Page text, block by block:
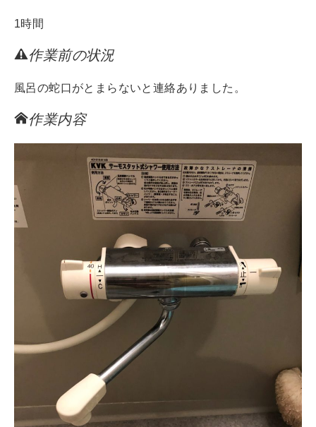
1時間
作業前の状況
風呂の蛇口がとまらないと連絡ありました。
作業内容